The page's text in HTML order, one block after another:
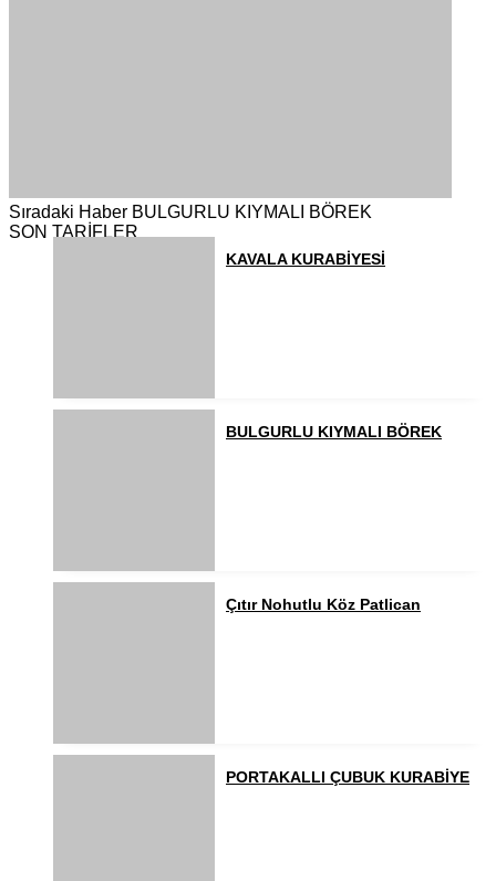
Sıradaki Haber BULGURLU KIYMALI BÖREK
SON TARİFLER
KAVALA KURABİYESİ
BULGURLU KIYMALI BÖREK
Çıtır Nohutlu Köz Patlican
PORTAKALLI ÇUBUK KURABİYE